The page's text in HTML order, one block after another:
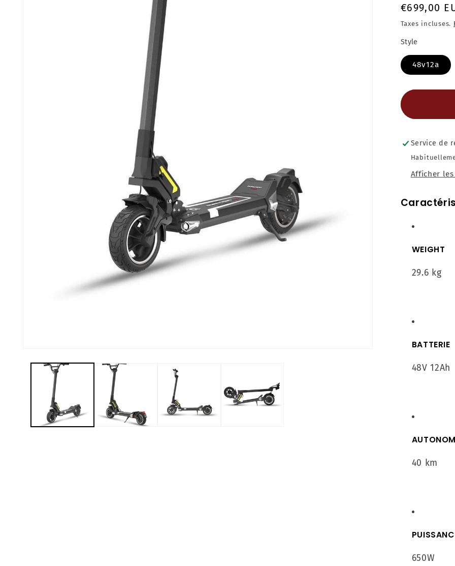
Prix
habituel
€699,00
Taxes incluses.
Style
48v12a
Service de
Afficher
WEIGHT
29.6 kg
BATTERIE
48V 12Ah
40 km
650W